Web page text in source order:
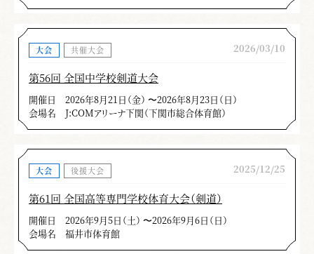
大会 共催大会 2026/03/10
第56回 全国中学校剣道大会
開催日
2026年8月21日（金） 〜2026年8月23日（日）
会場名
J:COMアリーナ下関（下関市総合体育館）
大会 後援大会 2025/12/25
第61回 全国高等専門学校体育大会（剣道）
開催日
2026年9月5日（土） 〜2026年9月6日（日）
会場名
福井市体育館